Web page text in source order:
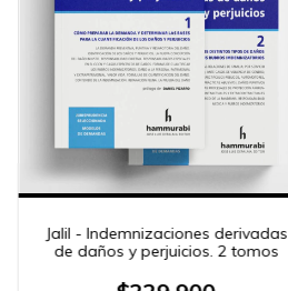
Jalil - Indemnizaciones derivadas
de daños y perjuicios. 2 tomos